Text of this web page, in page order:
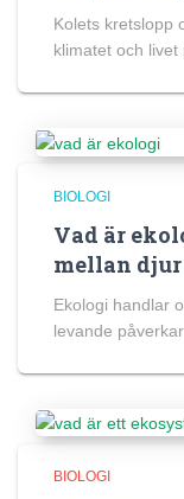
Kolets kretslopp
klimatet och
BIOLOGI
Vad är
mellan
Ekologi handlar
levande
BIOLOGI